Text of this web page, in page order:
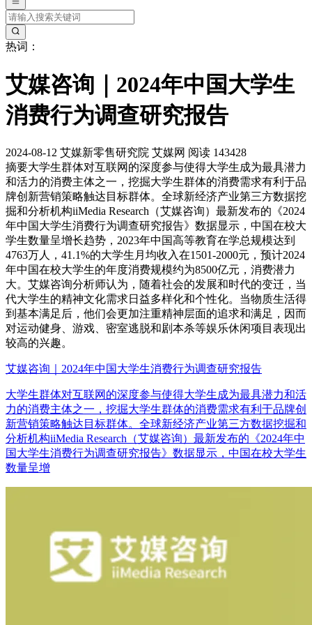
热词：
艾媒咨询｜2024年中国大学生
消费行为调查研究报告
2024-08-12 艾媒新零售研究院 艾媒网 阅读 143428
摘要大学生群体对互联网的深度参与使得大学生成为最具潜力
和活力的消费主体之一，挖掘大学生群体的消费需求有利于品
牌创新营销策略触达目标群体。全球新经济产业第三方数据挖
掘和分析机构iiMedia Research（艾媒咨询）最新发布的《2024
年中国大学生消费行为调查研究报告》数据显示，中国在校大
学生数量呈增长趋势，2023年中国高等教育在学总规模达到
4763万人，41.1%的大学生月均收入在1501-2000元，预计2024
年中国在校大学生的年度消费规模约为8500亿元，消费潜力
大。艾媒咨询分析师认为，随着社会的发展和时代的变迁，当
代大学生的精神文化需求日益多样化和个性化。当物质生活得
到基本满足后，他们会更加注重精神层面的追求和满足，因而
对运动健身、游戏、密室逃脱和剧本杀等娱乐休闲项目表现出
较高的兴趣。
艾媒咨询｜2024年中国大学生消费行为调查研究报告
大学生群体对互联网的深度参与使得大学生成为最具潜力和活
力的消费主体之一，挖掘大学生群体的消费需求有利于品牌创
新营销策略触达目标群体。全球新经济产业第三方数据挖掘和
分析机构iiMedia Research（艾媒咨询）最新发布的《2024年中
国大学生消费行为调查研究报告》数据显示，中国在校大学生
数量呈增